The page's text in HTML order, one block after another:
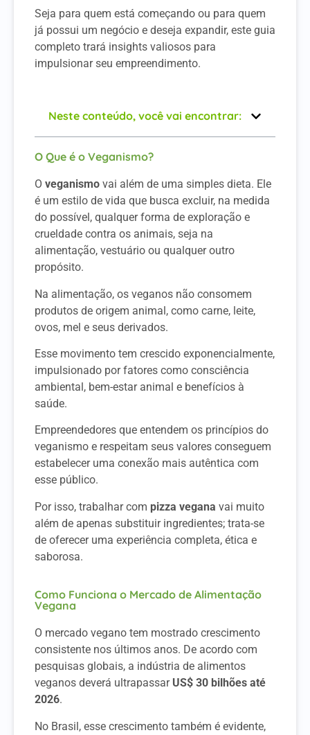
Seja para quem está começando ou para quem
já possui um negócio e deseja expandir, este guia
completo trará insights valiosos para
impulsionar seu empreendimento.
Neste conteúdo, você vai encontrar:
O Que é o Veganismo?
O veganismo vai além de uma simples dieta. Ele
é um estilo de vida que busca excluir, na medida
do possível, qualquer forma de exploração e
crueldade contra os animais, seja na
alimentação, vestuário ou qualquer outro
propósito.
Na alimentação, os veganos não consomem
produtos de origem animal, como carne, leite,
ovos, mel e seus derivados.
Esse movimento tem crescido exponencialmente,
impulsionado por fatores como consciência
ambiental, bem-estar animal e benefícios à
saúde.
Empreendedores que entendem os princípios do
veganismo e respeitam seus valores conseguem
estabelecer uma conexão mais autêntica com
esse público.
Por isso, trabalhar com pizza vegana vai muito
além de apenas substituir ingredientes; trata-se
de oferecer uma experiência completa, ética e
saborosa.
Como Funciona o Mercado de Alimentação
Vegana
O mercado vegano tem mostrado crescimento
consistente nos últimos anos. De acordo com
pesquisas globais, a indústria de alimentos
veganos deverá ultrapassar US$ 30 bilhões até
2026.
No Brasil, esse crescimento também é evidente,